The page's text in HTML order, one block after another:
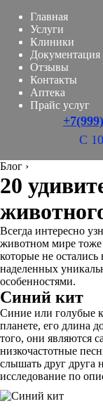
Главная
Услуги
Клиники
Документация
Отзывы
Контакты
Аптека
Прайс услуг
С
Блог ›
20
Всегда интересно
животном мире
которые не
наделенных
особенностями.
Синий кит
Синие или голубые
планете, его длина
того, они являются
низкочастотные
слышать друг друга
исследование по